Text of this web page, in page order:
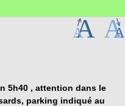
5h40 , attention dans le
parking indiqué au